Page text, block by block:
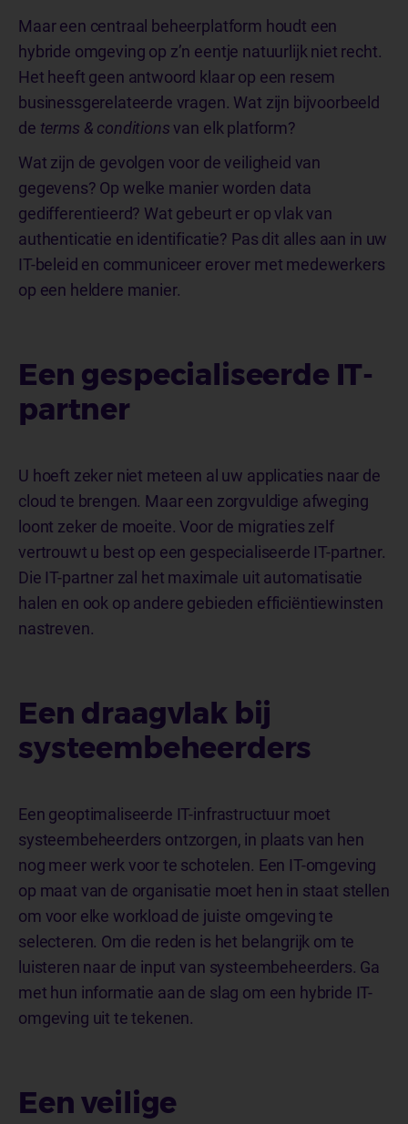
Maar een centraal beheerplatform houdt een
hybride omgeving op z’n eentje natuurlijk niet recht.
Het heeft geen antwoord klaar op een resem
businessgerelateerde vragen. Wat zijn bijvoorbeeld
de terms & conditionsvan elk platform?
Wat zijn de gevolgen voor de veiligheid van
gegevens? Op welke manier worden data
gedifferentieerd? Wat gebeurt er op vlak van
authenticatie en identificatie? Pas dit alles aan in uw
IT-beleid en communiceer erover met medewerkers
op een heldere manier.
Een gespecialiseerde IT-
partner
U hoeft zeker niet meteen al uw applicaties naar de
cloud te brengen. Maar een zorgvuldige afweging
loont zeker de moeite. Voor de migraties zelf
vertrouwt u best op een gespecialiseerde IT-partner.
Die IT-partner zal het maximale uit automatisatie
halen en ook op andere gebieden efficiëntiewinsten
nastreven.
Een draagvlak bij
systeembeheerders
Een geoptimaliseerde IT-infrastructuur moet
systeembeheerders ontzorgen, in plaats van hen
nog meer werk voor te schotelen. Een IT-omgeving
op maat van de organisatie moet hen in staat stellen
om voor elke workload de juiste omgeving te
selecteren. Om die reden is het belangrijk om te
luisteren naar de input van systeembeheerders. Ga
met hun informatie aan de slag om een hybride IT-
omgeving uit te tekenen.
Een veilige